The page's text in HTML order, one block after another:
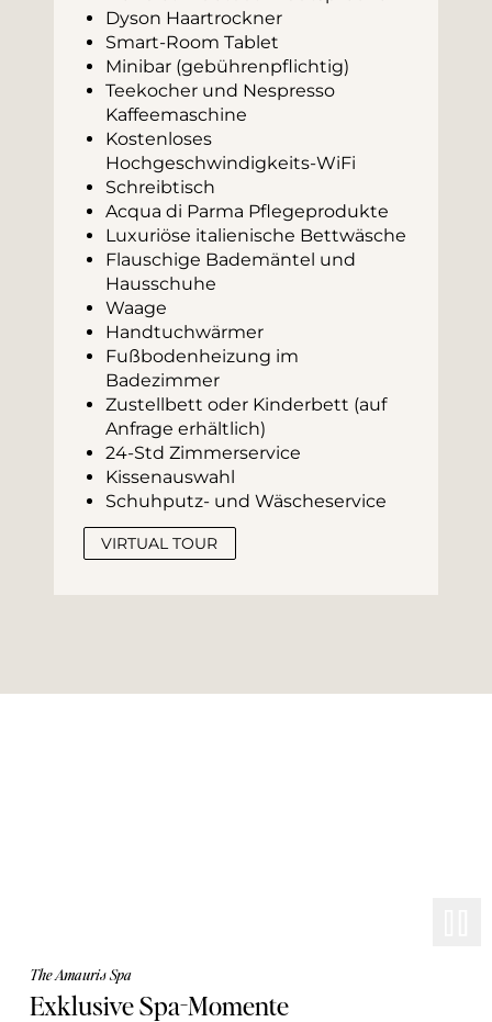
Dyson Haartrockner
Smart-Room Tablet
Minibar (gebührenpflichtig)
Teekocher und Nespresso
Kaffeemaschine
Kostenloses
Hochgeschwindigkeits-WiFi
Schreibtisch
Acqua di Parma Pflegeprodukte
Luxuriöse italienische Bettwäsche
Flauschige Bademäntel und
Hausschuhe
Waage
Handtuchwärmer
Fußbodenheizung im
Badezimmer
Zustellbett oder Kinderbett (auf
Anfrage erhältlich)
24-Std Zimmerservice
Kissenauswahl
Schuhputz- und Wäscheservice
VIRTUAL TOUR
The Amauris Spa
Exklusive Spa-Momente